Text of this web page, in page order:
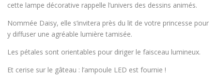
cette lampe décorative rappelle l’univers des dessins animés.
Nommée Daisy, elle s’invitera près du lit de votre princesse pour
y diffuser une agréable lumière tamisée.
Les pétales sont orientables pour diriger le faisceau lumineux.
Et cerise sur le gâteau : l’ampoule LED est fournie !